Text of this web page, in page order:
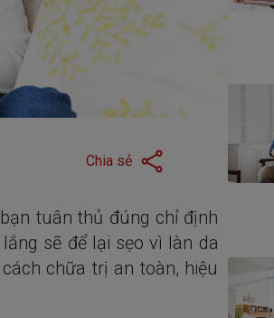
Chia sẻ
tuân thủ đúng chỉ định
sẽ để lại sẹo vì làn da
chữa trị an toàn, hiệu